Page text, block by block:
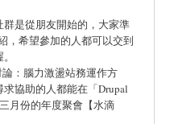
群是從朋友開始的，大家準
，希望參加的人都可以交到
：腦力激盪站務運作方
協助的人都能在「Drupal
月份的年度聚會【水滴